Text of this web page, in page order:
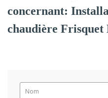
concernant:
chaudière Frisquet